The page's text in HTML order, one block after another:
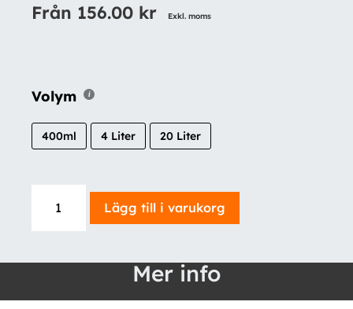
Från 156.00 kr Exkl. moms
Volym
400ml 4 Liter 20 Liter
Moly
20L
Lägg till i varukorg
Mer info